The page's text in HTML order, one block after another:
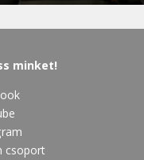
minket!
csoport